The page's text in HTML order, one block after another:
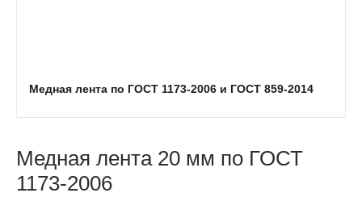
Медная лента по ГОСТ 1173-2006 и ГОСТ 859-2014
Медная лента 20 мм по ГОСТ
1173-2006